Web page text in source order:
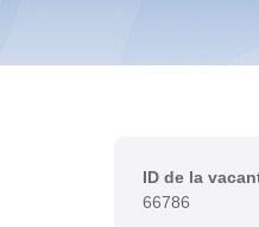
ID de la
66786